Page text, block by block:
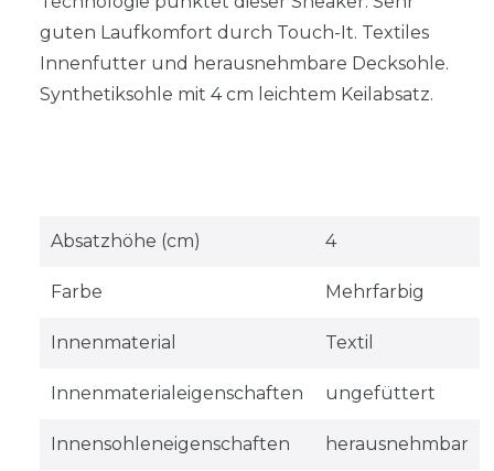
guten Laufkomfort durch Touch-It. Textiles
Innenfutter und herausnehmbare Decksohle.
Synthetiksohle mit 4 cm leichtem Keilabsatz.
Absatzhöhe (cm) 4
Farbe Mehrfarbig
Innenmaterial Textil
Innenmaterialeigenschaften ungefüttert
Innensohleneigenschaften herausnehmbar